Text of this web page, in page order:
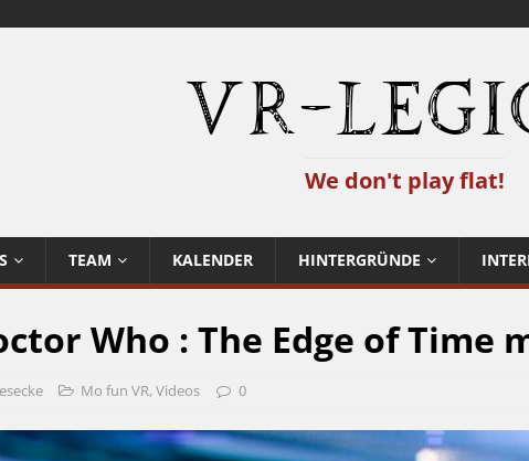
VR-
We don't play flat!
TEAM KALENDER HINTERGRÜNDE
Who : The Edge of Time
Mo fun VR,Videos 0